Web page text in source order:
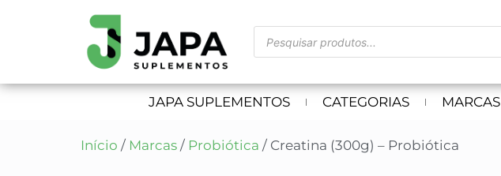
JAPA SUPLEMENTOS CATEGORIAS MARCAS
Início / Marcas / Probiótica / Creatina (300g) – Probiótica